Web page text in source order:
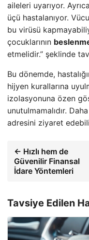
aileleri uyarıyor.
üçü hastalanıyor.
bu virüsü
çocuklarının
etmelidir.” şeklinde
Bu dönemde,
hijyen kurallarına
izolasyonuna özen
unutulmamalıdır.
adresini ziyaret
← Hızlı hem de
Güvenilir Finansal
İdare Yöntemleri
Tavsiye Edilen